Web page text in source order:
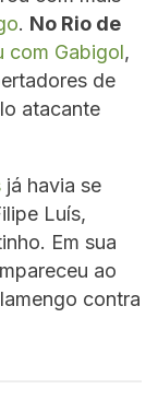
. No Rio de
com Gabigol,
de
atacante
já havia se
Luís,
Em sua
ao
contra